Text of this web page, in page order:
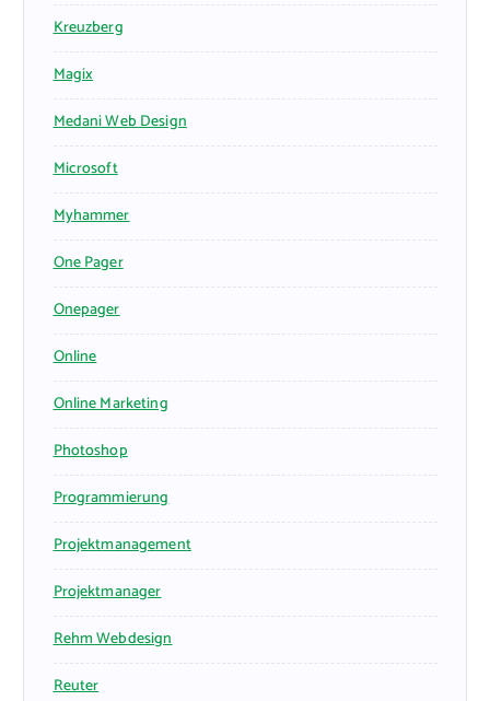
Kreuzberg
Magix
Medani Web Design
Microsoft
Myhammer
One Pager
Onepager
Online
Online Marketing
Photoshop
Programmierung
Projektmanagement
Projektmanager
Rehm Webdesign
Reuter